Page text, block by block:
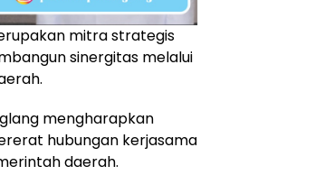
mitra strategis
sinergitas melalui
mengharapkan
hubungan kerjasama
daerah.